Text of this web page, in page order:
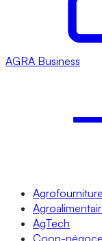
AGRA Business
Agrofourniture
AgTech
Coop-négoce